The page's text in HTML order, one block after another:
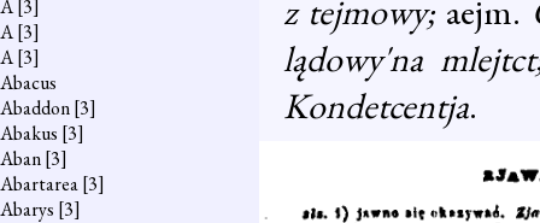
A[3]
A[3]
A[3]
Abacus
Abaddon[3]
Abakus [3]
Aban[3]
Abartarea[3]
Abarys [3]
z tejmowy; aejm.
lądowy'na
Kondetcentja.